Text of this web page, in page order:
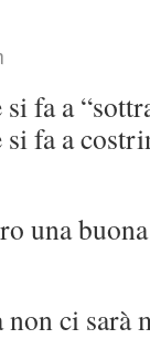
fa a
si fa a
una
ci sarà